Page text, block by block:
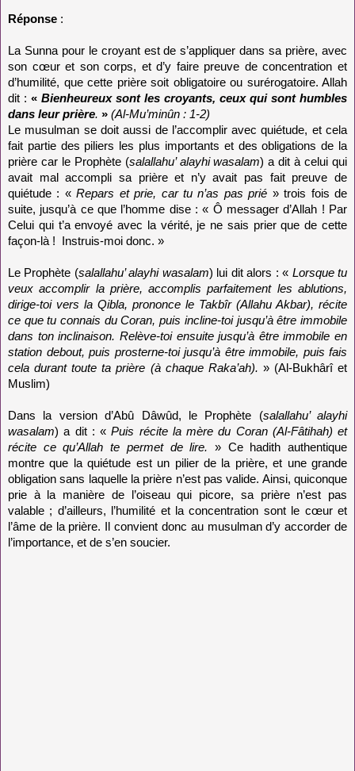
Réponse :
La Sunnapour le croyant est de s’appliquer dans sa prière, avec
son cœur et son corps, et d’y faire preuve de concentration et
d’humilité, que cette prière soit obligatoire ou surérogatoire. Allah
dit : « Bienheureux sont les croyants, ceux qui sont humbles
dans leur prière. » (Al-Mu’minûn : 1-2)
Le musulman se doit aussi de l’accomplir avec quiétude, et cela
fait partie des piliers les plus importants et des obligations de la
prière car le Prophète (salallahu’ alayhi wasalam) a dit à celui qui
avait mal accompli sa prière et n’y avait pas fait preuve de
quiétude : «Repars et prie, car tu n’as pas prié » trois fois de
suite, jusqu’à ce que l’homme dise : « Ô messager d’Allah ! Par
Celui qui t’a envoyé avec la vérité, je ne sais prier que de cette
façon-là !
Instruis-moi donc. »
Le Prophète (salallahu’ alayhi wasalam) lui dit alors : « Lorsque tu
veux accomplir la prière, accomplis parfaitement les ablutions,
dirige-toi vers la Qibla, prononce le Takbîr (Allahu Akbar), récite
ce que tu connais du Coran, puis incline-toi jusqu’à être immobile
dans ton inclinaison. Relève-toi ensuite jusqu’à être immobile en
station debout, puis prosterne-toi jusqu’à être immobile, puis fais
cela durant toute ta prière (à chaque Raka’ah). » (Al-Bukhârî et
Muslim)
Dans la version d’Abû Dâwûd, le Prophète (salallahu’ alayhi
wasalam) a dit : «Puis récite la mère du Coran (Al-Fâtihah) et
récite ce qu’Allah te permet de lire. » Ce hadith authentique
montre que la quiétude est un pilier de la prière, et une grande
obligation sans laquelle la prière n’est pas valide. Ainsi, quiconque
prie à la manière de l’oiseau qui picore, sa prière n’est pas
valable ; d’ailleurs, l’humilité et la concentration sont le cœur et
l’âme de la prière. Il convient donc au musulman d’y accorder de
l’importance, et de s’en soucier.